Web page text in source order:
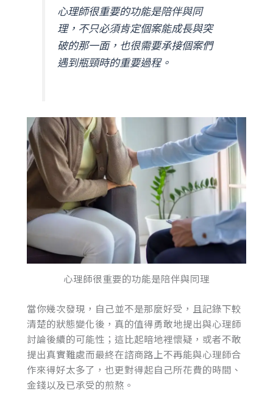
心理師很重要的功能是陪伴與同
理，不只必須肯定個案能成長與突
破的那一面，也很需要承接個案們
遇到瓶頸時的重要過程。
心理師很重要的功能是陪伴與同理
當你幾次發現，自己並不是那麼好受，且記錄下較
清楚的狀態變化後，真的值得勇敢地提出與心理師
討論後續的可能性；這比起暗地裡懷疑，或者不敢
提出真實難處而最終在諮商路上不再能與心理師合
作來得好太多了，也更對得起自己所花費的時間、
金錢以及已承受的煎熬。